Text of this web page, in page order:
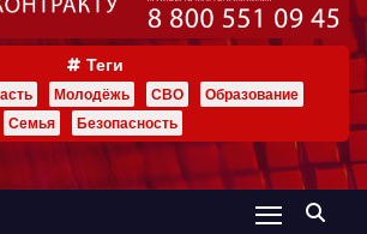
Теги
Молодёжь СВО
Образование
Семья
Безопасность